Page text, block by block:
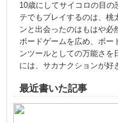
10歳にしてサイコロの目の
テでもプレイするのは、桃
ンと出会ったのはもはや
ボードゲームを広め、ボー
ンツールとしての万能さを
には、サカナクションが好
最近書いた記事